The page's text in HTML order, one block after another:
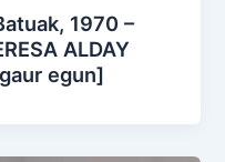
1970 –
ALDAY
egun]